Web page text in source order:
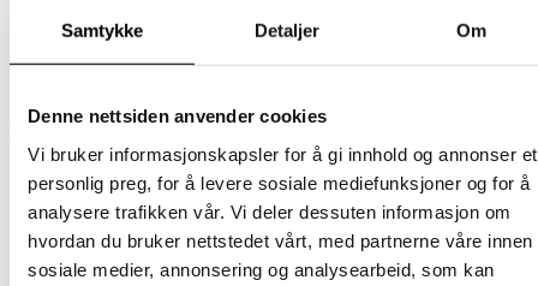
Samtykke Detaljer Om
Denne nettsiden anvender cookies
Vi bruker informasjonskapsler for å gi innhold og annonser et
personlig preg, for å levere sosiale mediefunksjoner og for å
analysere trafikken vår. Vi deler dessuten informasjon om
hvordan du bruker nettstedet vårt, med partnerne våre innen
sosiale medier, annonsering og analysearbeid, som kan
Storlek -
Mössa
Størrelse 0 (0-1 år), Størrelse 1 (1 år), Størrelse
2 (2-4 år), Størrelse 3 (5-10 år)
Relaterte produkter
Balaklava i ull
Tynn Balaclava – Blå